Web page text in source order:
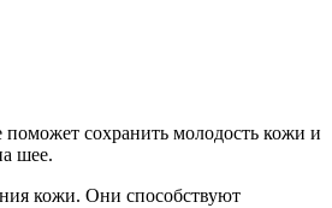
сохранить молодость кожи и
шее.
кожи. Они способствуют